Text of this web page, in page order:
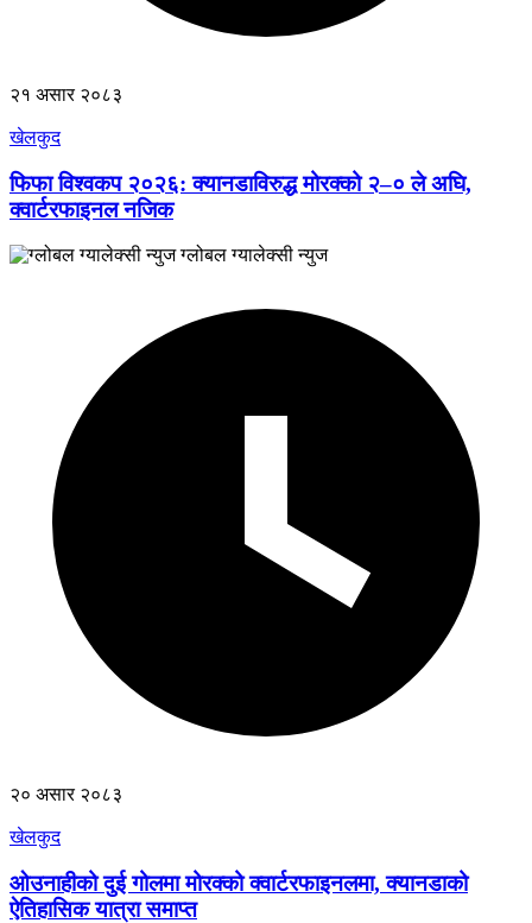
२१ असार २०८३
खेलकुद
फिफा विश्वकप २०२६: क्यानडाविरुद्ध मोरक्को २–० ले अघि,
क्वार्टरफाइनल नजिक
ग्लोबल ग्यालेक्सी न्युज
२० असार २०८३
खेलकुद
ओउनाहीको दुई गोलमा मोरक्को क्वार्टरफाइनलमा, क्यानडाको
ऐतिहासिक यात्रा समाप्त